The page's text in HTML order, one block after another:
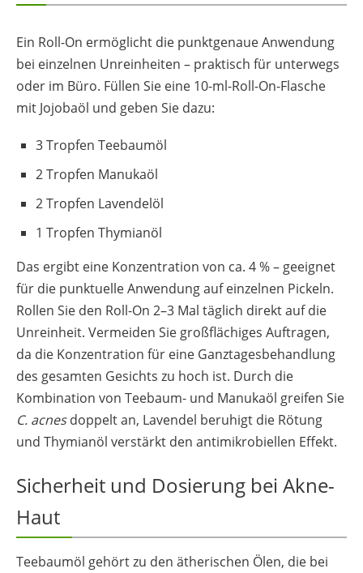
Ein Roll-On ermöglicht die punktgenaue Anwendung
bei einzelnen Unreinheiten – praktisch für unterwegs
oder im Büro. Füllen Sie eine 10-ml-Roll-On-Flasche
mit Jojobaöl und geben Sie dazu:
3 Tropfen Teebaumöl
2 Tropfen Manukaöl
2 Tropfen Lavendelöl
1 Tropfen Thymianöl
Das ergibt eine Konzentration von ca. 4 % – geeignet
für die punktuelle Anwendung auf einzelnen Pickeln.
Rollen Sie den Roll-On 2–3 Mal täglich direkt auf die
Unreinheit. Vermeiden Sie großflächiges Auftragen,
da die Konzentration für eine Ganztagesbehandlung
des gesamten Gesichts zu hoch ist. Durch die
Kombination von Teebaum- und Manukaöl greifen Sie
C. acnesdoppelt an, Lavendel beruhigt die Rötung
und Thymianöl verstärkt den antimikrobiellen Effekt.
Sicherheit und Dosierung bei Akne-
Haut
Teebaumöl gehört zu den ätherischen Ölen, die bei